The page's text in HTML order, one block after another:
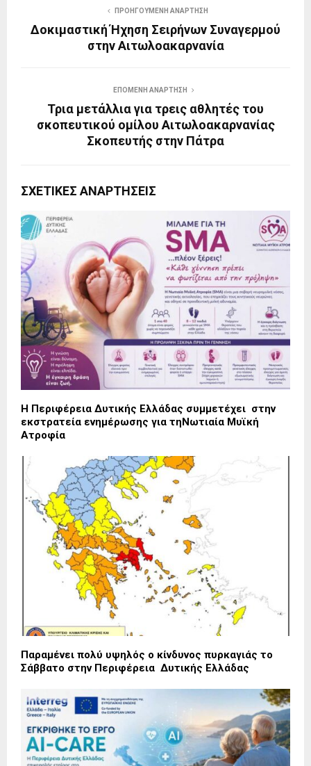
ΠΡΟΗΓΟΎΜΕΝΗ ΑΝΆΡΤΗΣΗ
Δοκιμαστική Ήχηση Σειρήνων Συναγερμού
στην Αιτωλοακαρνανία
ΕΠΌΜΕΝΗ ΑΝΆΡΤΗΣΗ
Τρια μετάλλια για τρεις αθλητές του
σκοπευτικού ομίλου Αιτωλοακαρνανίας
Σκοπευτής στην Πάτρα
ΣΧΕΤΙΚΈΣ ΑΝΑΡΤΉΣΕΙΣ
Η Περιφέρεια Δυτικής Ελλάδας συμμετέχει στην
εκστρατεία ενημέρωσης για τηΝωτιαία Μυϊκή
Ατροφία
Παραμένει πολύ υψηλός ο κίνδυνος πυρκαγιάς το
Σάββατο στην Περιφέρεια Δυτικής Ελλάδας